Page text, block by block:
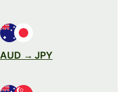
AUD → JPY